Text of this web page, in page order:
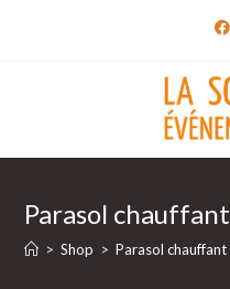
Parasol chauffant
> Shop > Parasol chauffant